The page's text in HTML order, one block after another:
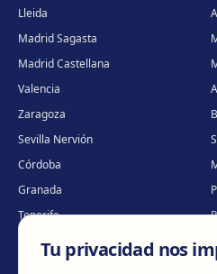
Lleida
Madrid Sagasta
Madrid Castellana
Valencia
Zaragoza
Sevilla Nervión
Córdoba
Granada
Tenerife
Portugal · Guimarães
* Atención virtual
Tu privacidad nos